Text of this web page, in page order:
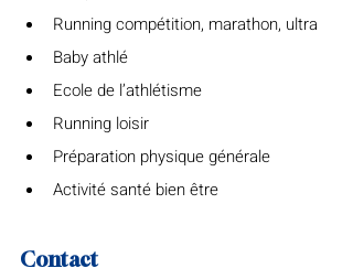
Running compétition, marathon, ultra
Baby athlé
Ecole de l’athlétisme
Running loisir
Préparation physique générale
Activité santé bien être
Contact